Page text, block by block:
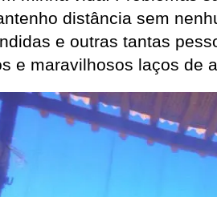
distância sem
e outras tantas
e maravilhosos laços de